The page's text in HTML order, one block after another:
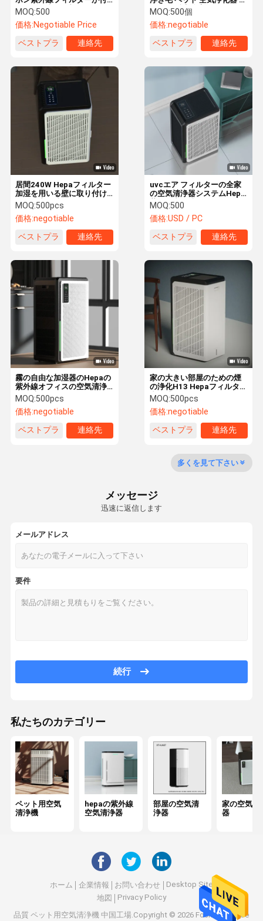
家へ 製品
わたしたち
に つい て
工場 ツアー 品質管理
引金 を 求め
hepaの紫外線空気清浄器
部屋の空気清浄器
家の空気清浄器
hepaフィルター空気清浄器
スマートな空気清浄器
オゾン空気清浄器
Hepaのエア クリーナー
血しょう空気清浄器
イオンの空気清浄器
紫外線空気滅菌装置
カーボン エア フィルター
ット用 反応酸素
MOQ:500個
価格:negotiable
ベストプラ
連絡先
いている大きい部屋のHepa
フィルター空気清浄器
MOQ:500
価格:Negotiable Price
ベストプラ
連絡先
uvcエア フィルターの全家
の空気清浄器システムHepa
紫外線空気清浄器
MOQ:500
価格:USD / PC
ベストプラ
連絡先
居間240W Hepaフィルター
加湿を用いる壁に取り付け
られた空気清浄器
MOQ:500pcs
価格:negotiable
ベストプラ
連絡先
家の大きい部屋のための煙
の浄化H13 Hepaフィルター
空気清浄器
MOQ:500pcs
価格:negotiable
ベストプラ
連絡先
霧の自由な加湿器のHepaの
紫外線オフィスの空気清浄
器の壁に取り付けられた電
気器具
MOQ:500pcs
価格:negotiable
ベストプラ
連絡先
多くを見て下さい
メッセージ
迅速に返信します
メールアドレス
要件
続行
私たちのカテゴリー
ペット用空気
清浄機
hepaの紫外線
空気清浄器
部屋の空気清
浄器
家の空気清
器
ホーム 企業情報 お問い合わせ
Desktop Site
地図
Privacy Policy
品質 ペット用空気清浄機 中国工場.Copyright © 2026 Foshan Shunde